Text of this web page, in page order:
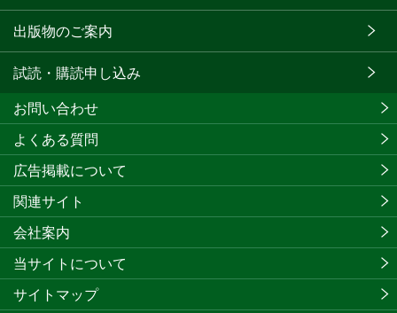
出版物のご案内
試読・購読申し込み
お問い合わせ
よくある質問
広告掲載について
関連サイト
会社案内
当サイトについて
サイトマップ